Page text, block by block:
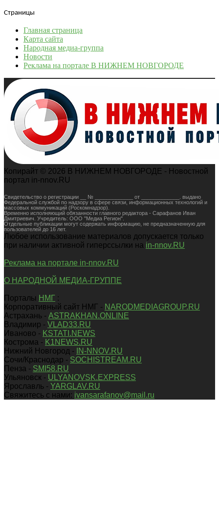
Страницы
Главная страница
Карта сайта
Народная медиа-группа
Новости
Реклама на портале В НИЖНЕМ НОВГОРОДЕ
Копирайт © 2026 В НИЖНЕМ НОВГОРОДЕ - Новостной
портал in-nnov.RU
Свидетельство о регистрации __ № _____________ от _____________. выдано
Федеральной службой по надзору в сфере связи, информационных технологий и
массовых коммуникаций (Роскомнадзор).
Временно исполняющий обязанности главного редактора - Сарафанов Иван
Дмитриевич. Учредитель: ООО "Медиа Регион".
Отдельные публикации могут содержать информацию, не предназначенную для
пользователей до 16 лет.
Любое использование материалов допускается только
при наличии активной гиперссылки на in-nnov.RU
Реклама на портале in-nnov.RU
О НАРОДНОЙ МЕДИА-ГРУППЕ
Порталы НМГ :
Корпоративный сайт НМГ - NARODMEDIAGROUP.RU
Астрахань - ASTRAKHAN.ONLINE
Владимир - VLAD33.RU
Иваново - KSTATI.NEWS
Кострома - K1NEWS.RU
Нижний Новгород -
IN-NNOV.RU
Сочи/Краснодар - SOCHISTREAM.RU
Пенза - SMI58.RU
Ульяновск - ULYANOVSK.EXPRESS
Ярославль - YARGLAV.RU
Свяжитесь с нами: ivansarafanov@mail.ru